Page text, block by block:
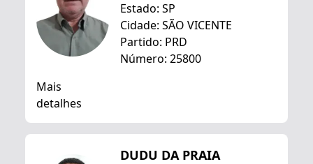
Estado: SP
Cidade: SÃO VICENTE
Partido: PRD
Número: 25800
Mais
detalhes
DUDU DA PRAIA